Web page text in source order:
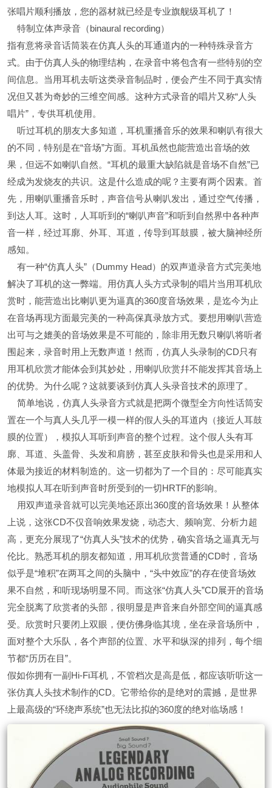
张唱片顺利播放，您的器材就已经是专业旗舰级耳机了！
特制立体声录音（binaural recording）
指有意将录音话筒装在仿真人头的耳通道内的一种特殊录音方
式。由于仿真人头的物理结构，在录音中将包含有一些特别的空
间信息。当用耳机去听这类录音制品时，便会产生不同于真实情
况但又甚为奇妙的三维空间感。这种方式录音的唱片又称“人头
唱片”，专供耳机使用。
听过耳机的朋友大多知道，耳机重播音乐的效果和喇叭有很大
的不同，特别是在“音场”方面。耳机虽然也能营造出音场的效
果，但远不如喇叭自然。“耳机的最重大缺陷就是音场不自然”已
经成为发烧友的共识。这是什么造成的呢？主要有两个因素。首
先，用喇叭重播音乐时，声音信号从喇叭发出，通过空气传播，
到达人耳。这时，人耳听到的“喇叭声音”和听到自然界中各种声
音一样，经过耳廓、外耳、耳道，传导到耳鼓膜，被大脑神经所
感知。
有一种“仿真人头”（Dummy Head）的双声道录音方式完美地
解决了耳机的这一弊端。用仿真人头方式录制的唱片当用耳机欣
赏时，能营造出比喇叭更为逼真的360度音场效果，是迄今为止
在音场再现方面最完美的一种高保真录放方式。要想用喇叭营造
出可与之媲美的音场效果是不可能的，除非用无数只喇叭将听者
围起来，录音时用上无数声道！然而，仿真人头录制的CD只有
用耳机欣赏才能体会到其妙处，用喇叭欣赏幷不能发挥其音场上
的优势。为什么呢？这就要谈到仿真人头录音技术的原理了。
简单地说，仿真人头录音方式就是把两个微型全方向性话筒安
置在一个与真人头几乎一模一样的假人头的耳道内（接近人耳鼓
膜的位置），模拟人耳听到声音的整个过程。这个假人头有耳
廓、耳道、头盖骨、头发和肩膀，甚至皮肤和骨头也是采用和人
体最为接近的材料制造的。这一切都为了一个目的：尽可能真实
地模拟人耳在听到声音时所受到的一切HRTF的影响。
用双声道录音就可以完美地还原出360度的音场效果！从整体
上说，这张CD不仅音响效果发烧，动态大、频响宽、分析力超
高，更充分展现了“仿真人头”技术的优势，确实音场之逼真无与
伦比。熟悉耳机的朋友都知道，用耳机欣赏普通的CD时，音场
似乎是“堆积”在两耳之间的头脑中，“头中效应”的存在使音场效
果不自然，和听现场明显不同。而这张“仿真人头”CD展开的音场
完全脱离了欣赏者的头部，很明显是声音来自外部空间的逼真感
受。欣赏时只要闭上双眼，便仿佛身临其境，坐在录音场所中，
面对整个大乐队，各个声部的位置、水平和纵深的排列，每个细
节都“历历在目”。
假如你拥有一副Hi-Fi耳机，不管档次是高是低，都应该听听这一
张仿真人头技术制作的CD。它带给你的是绝对的震撼，是世界
上最高级的“环绕声系统”也无法比拟的360度的绝对临场感！